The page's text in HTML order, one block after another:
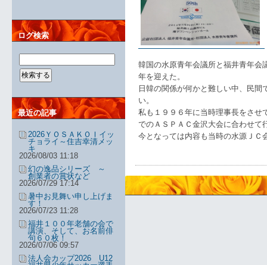
韓国の水原青年会議所と福井青年会
年を迎えた。
日韓の関係が何かと難しい中、民
い。
私も１９９６年に当時理事長をさせ
でのＡＳＰＡＣ金沢大会に合わせて
今となっては内容も当時の水源ＪＣ
ログ検索
最近の記事
2026ＹＯＳＡＫＯＩイッ
チョライ～住吉幸清メッ
キ
2026/08/03 11:18
幻の逸品シリーズ ～
創業者の賞状など
2026/07/29 17:14
暑中お見舞い申し上げま
す！
2026/07/23 11:28
福井１００年老舗の会で
講演、そして、お名前俳
句６０枚！
2026/07/06 09:57
法人会カップ2026 U12